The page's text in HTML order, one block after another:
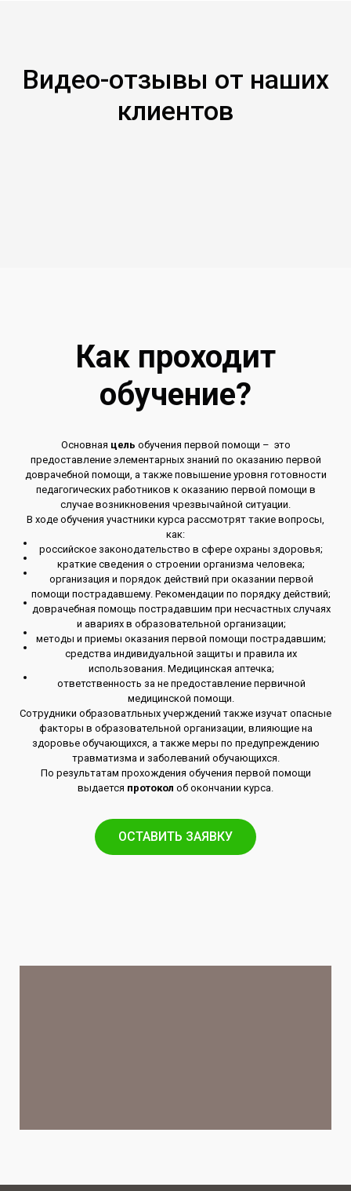
Видео-отзывы от наших
клиентов
Как проходит
обучение?
Основная цель обучения первой помощи – это
предоставление элементарных знаний по оказанию первой
доврачебной помощи, а также повышение уровня готовности
педагогических работников к оказанию первой помощи в
случае возникновения чрезвычайной ситуации.
В ходе обучения участники курса рассмотрят такие вопросы,
как:
российское законодательство в сфере охраны здоровья;
краткие сведения о строении организма человека;
организация и порядок действий при оказании первой
помощи пострадавшему. Рекомендации по порядку действий;
доврачебная помощь пострадавшим при несчастных случаях
и авариях в образовательной организации;
методы и приемы оказания первой помощи пострадавшим;
средства индивидуальной защиты и правила их
использования. Медицинская аптечка;
ответственность за не предоставление первичной
медицинской помощи.
Сотрудники образоватльных учерждений также изучат опасные
факторы в образовательной организации, влияющие на
здоровье обучающихся, а также меры по предупреждению
травматизма и заболеваний обучающихся.
По результатам прохождения обучения первой помощи
выдается протокол об окончании курса.
ОСТАВИТЬ ЗАЯВКУ​